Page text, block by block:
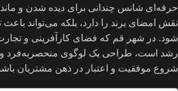
حرفه‌ای شانس چندانی برای دیده شدن و
نقش امضای برند را دارد، بلکه می‌تواند باعث
شود. در شهر قم که فضای کارآفرینی و
رشد است، طراحی یک لوگوی منحصربه‌فرد و
شروع موفقیت و اعتبار در ذهن مشتریان